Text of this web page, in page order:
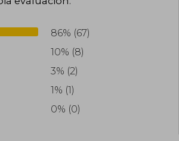
86% (67)
10% (8)
3% (2)
1% (1)
0% (0)